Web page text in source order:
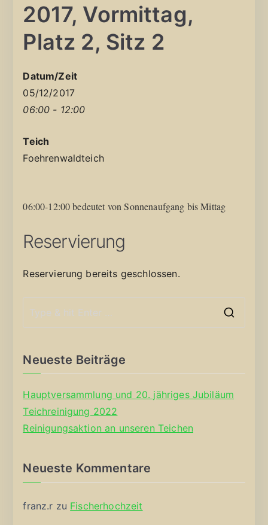
2017, Vormittag,
Platz 2, Sitz 2
Datum/Zeit
05/12/2017
06:00 - 12:00
Teich
Foehrenwaldteich
06:00-12:00 bedeutet von Sonnenaufgang bis Mittag
Reservierung
Reservierung bereits geschlossen.
Neueste Beiträge
Hauptversammlung und 20. jähriges Jubiläum
Teichreinigung 2022
Reinigungsaktion an unseren Teichen
Neueste Kommentare
franz.r zu Fischerhochzeit